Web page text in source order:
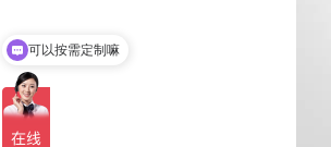
可以按需定制嘛